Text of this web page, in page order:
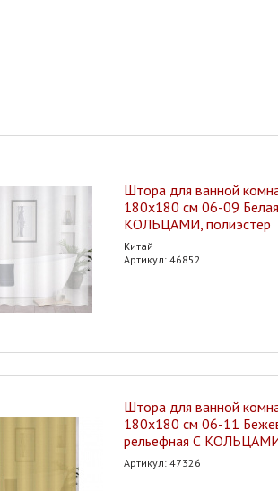
Штора для ванной
180х180 см 06-09
КОЛЬЦАМИ, полиэстер
Китай
Артикул: 46852
Штора для ванной
180х180 см 06-11
рельефная С
Артикул: 47326